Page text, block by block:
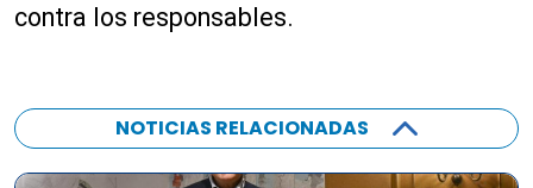
contra los responsables.
NOTICIAS RELACIONADAS